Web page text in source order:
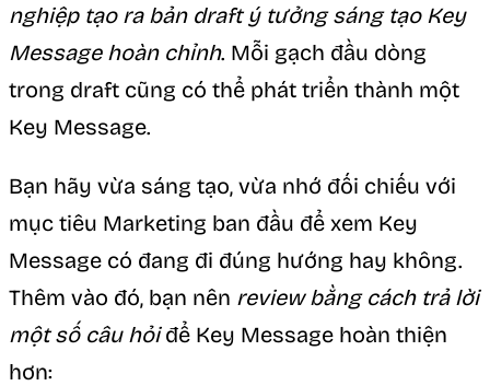
nghiệp tạo ra bản draft ý tưởng sáng tạo Key
Message hoàn chỉnh. Mỗi gạch đầu dòng
trong draft cũng có thể phát triển thành một
Key Message.
Bạn hãy vừa sáng tạo, vừa nhớ đối chiếu với
mục tiêu Marketing ban đầu để xem Key
Message có đang đi đúng hướng hay không.
Thêm vào đó, bạn nên review bằng cách trả lời
một số câu hỏiđể Key Message hoàn thiện
hơn: